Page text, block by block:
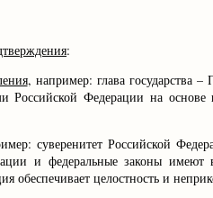
:
, например: глава государства
Российской Федерации на основе
суверенитет Российской
и федеральные законы имеют
обеспечивает целостность и